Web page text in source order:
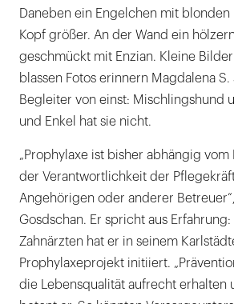
Daneben ein Engelchen mit blonden
Kopf größer. An der Wand ein
geschmückt mit Enzian. Kleine
blassen Fotos erinnern Magdalena
Begleiter von einst: Mischlingshund
und Enkel hat sie nicht.
„Prophylaxe ist bisher abhängig vom
der Verantwortlichkeit der
Angehörigen oder anderer
Gosdschan. Er spricht aus
Zahnärzten hat er in seinem
Prophylaxeprojekt initiiert.
die Lebensqualität aufrecht erhalten